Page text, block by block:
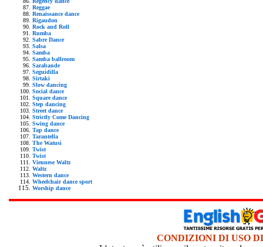
Reggae
Renaissance dance
Rigaudon
Rock and Roll
Rumba
Sabre Dance
Salsa
Samba
Samba ballroom
Sarabande
Seguidilla
Sirtaki
Slow dancing
Social dance
Square dance
Step dancing
Street dance
Strictly Come Dancing
Swing dance
Tap dance
Tarantella
The Watusi
Twist
Twist
Viennese Waltz
Waltz
Western dance
Wheelchair dance sport
Worship dance
CONDIZIONI DI USO